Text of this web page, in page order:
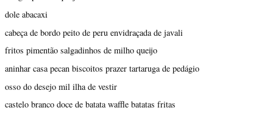
dole abacaxi
cabeça de bordo peito de peru envidraçada de javali
fritos pimentão salgadinhos de milho queijo
aninhar casa pecan biscoitos prazer tartaruga de pedágio
osso do desejo mil ilha de vestir
castelo branco doce de batata waffle batatas fritas